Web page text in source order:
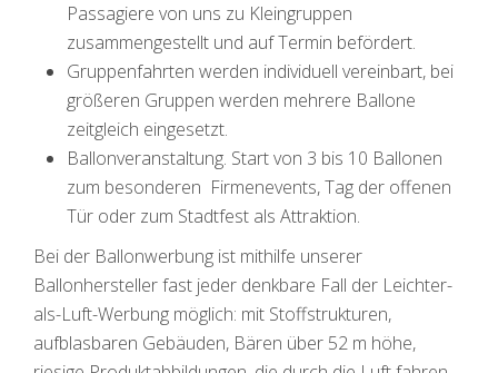
Passagiere von uns zu Kleingruppen
zusammengestellt und auf Termin befördert.
Gruppenfahrten werden individuell vereinbart, bei
größeren Gruppen werden mehrere Ballone
zeitgleich eingesetzt.
Ballonveranstaltung. Start von 3 bis 10 Ballonen
zum besonderen Firmenevents, Tag der offenen
Tür oder zum Stadtfest als Attraktion.
Bei der Ballonwerbung ist mithilfe unserer
Ballonhersteller fast jeder denkbare Fall der Leichter-
als-Luft-Werbung möglich: mit Stoffstrukturen,
aufblasbaren Gebäuden, Bären über 52 m höhe,